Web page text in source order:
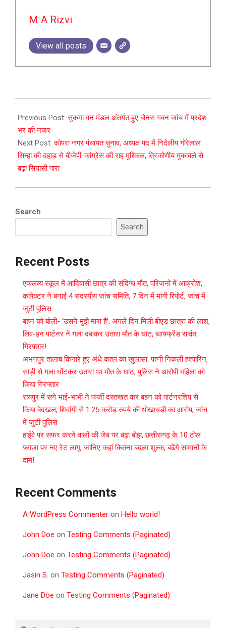
M A Rizvi
View all posts
01-
25
Previous Post:सुकमा वन मंडल अंतर्गत हुए बोनस गबन जांच में प्रदेश
भर की नजर
Next Post:कोपरा नगर पंचायत चुनाव, अध्यक्ष पद में निर्दलीय गोरेलाल
सिन्हा की दहाड़ से बीजेपी-कांग्रेस की राह मुश्किल, त्रिकोणीय मुकाबले से
बढ़ा सियासी पारा
Search
Search
Recent Posts
एकलव्य स्कूल में आदिवासी छात्र की संदिग्ध मौत, परिजनों में आक्रोश,
कलेक्टर ने बनाई 4 सदस्यीय जांच समिति, 7 दिन में मांगी रिपोर्ट, जांच में
जुटी पुलिस
बहन को बोली- ‘उसने मुझे मारा है’, अगले दिन मिली बीएड छात्रा की लाश,
लिव-इन पार्टनर ने गला दबाकर उतारा मौत के घाट, ब्वायफ्रेंड सावंत
गिरफ्तार!
अभनपुर तालाब किनारे हुए अंधे कत्ल का खुलासा: पत्नी निकली हत्यारिन,
साड़ी से गला घोंटकर उतारा था मौत के घाट, पुलिस ने आरोपी महिला को
किया गिरफ्तार
रायपुर में सगे भाई-भाभी ने फर्जी दस्तखत कर बहन को पार्टनरशिप से
किया बेदखल, शिवांगी से 1.25 करोड़ रुपये की धोखाधड़ी का आरोप, जांच
में जुटी पुलिस
हाईवे पर सफर करने वालों की जेब पर बढ़ा बोझ, छत्तीसगढ़ के 10 टोल
प्लाजा पर नए रेट लागू, जानिए कहां कितना बदला शुल्क, बढेंगे सामानों के
दाम!
Recent Comments
A WordPress Commenter on Hello world!
John Doe on Testing Comments (Paginated)
John Doe on Testing Comments (Paginated)
Jasin S. on Testing Comments (Paginated)
Jane Doe on Testing Comments (Paginated)
Search